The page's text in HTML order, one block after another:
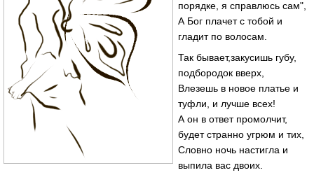
порядке, я справлюсь сам",
А Бог плачет с тобой и
гладит по волосам.
Так бывает,закусишь губу,
подбородок вверх,
Влезешь в новое платье и
туфли, и лучше всех!
А он в ответ промолчит,
будет странно угрюм и тих,
Словно ночь настигла и
выпила вас двоих.